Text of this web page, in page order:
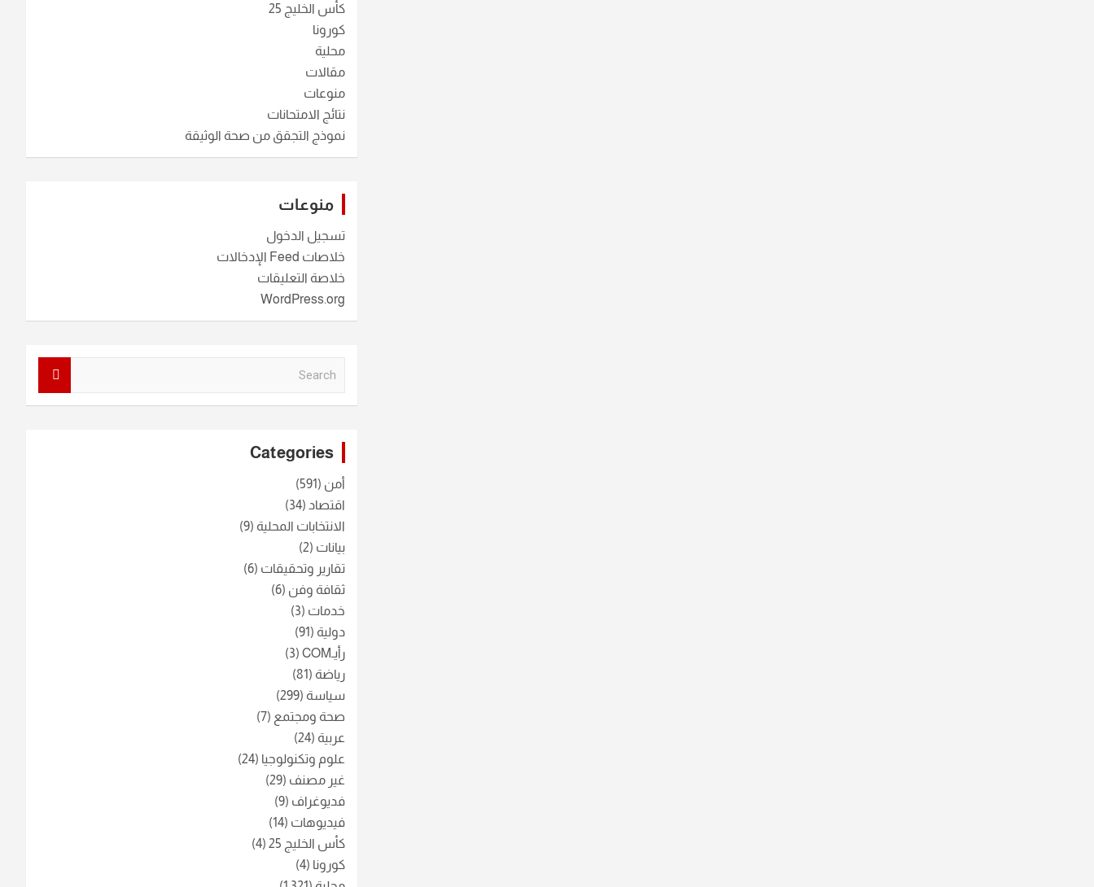
كأس الخليج 25
كورونا
محلية
مقالات
منوعات
نتائج الامتحانات
نموذج التجقق من صحة الوثيقة
منوعات
تسجيل الدخول
خلاصات Feed الإدخالات
خلاصة التعليقات
WordPress.org
Categories
أمن (591)
اقتصاد (34)
الانتخابات المحلية (9)
بيانات (2)
تقارير وتحقيقات (6)
ثقافة وفن (6)
خدمات (3)
دولية (91)
رأيـCOM
(3)
رياضة (81)
سياسة (299)
صحة ومجتمع (7)
عربية (24)
علوم وتكنولوجيا (24)
غير مصنف (29)
فديوغراف (9)
فيديوهات (14)
كأس الخليج 25
(4)
كورونا (4)